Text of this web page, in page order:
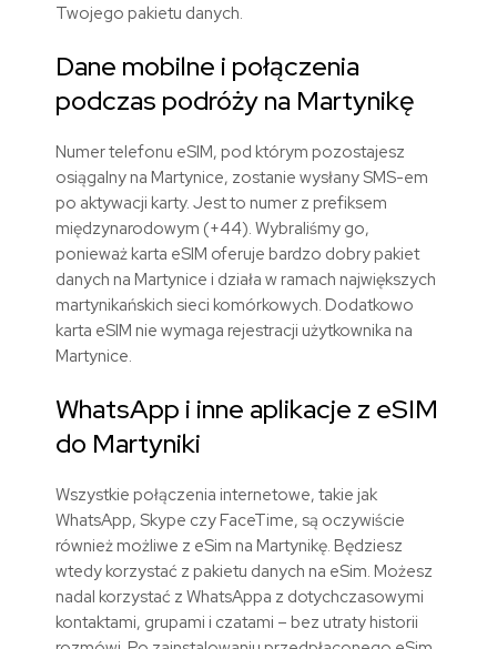
Twojego pakietu danych.
Dane mobilne i połączenia
podczas podróży na Martynikę
Numer telefonu eSIM, pod którym pozostajesz
osiągalny na Martynice, zostanie wysłany SMS-em
po aktywacji karty. Jest to numer z prefiksem
międzynarodowym (+44). Wybraliśmy go,
ponieważ karta eSIM oferuje bardzo dobry pakiet
danych na Martynice i działa w ramach największych
martynikańskich sieci komórkowych. Dodatkowo
karta eSIM nie wymaga rejestracji użytkownika na
Martynice.
WhatsApp i inne aplikacje z eSIM
do Martyniki
Wszystkie połączenia internetowe, takie jak
WhatsApp, Skype czy FaceTime, są oczywiście
również możliwe z eSim na Martynikę. Będziesz
wtedy korzystać z pakietu danych na eSim. Możesz
nadal korzystać z WhatsAppa z dotychczasowymi
kontaktami, grupami i czatami – bez utraty historii